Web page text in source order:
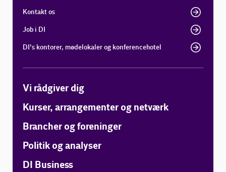
Kontakt os
Job i DI
DI's kontorer, mødelokaler og konferencehotel
Vi rådgiver dig
Kurser, arrangementer og netværk
Brancher og foreninger
Politik og analyser
DI Business